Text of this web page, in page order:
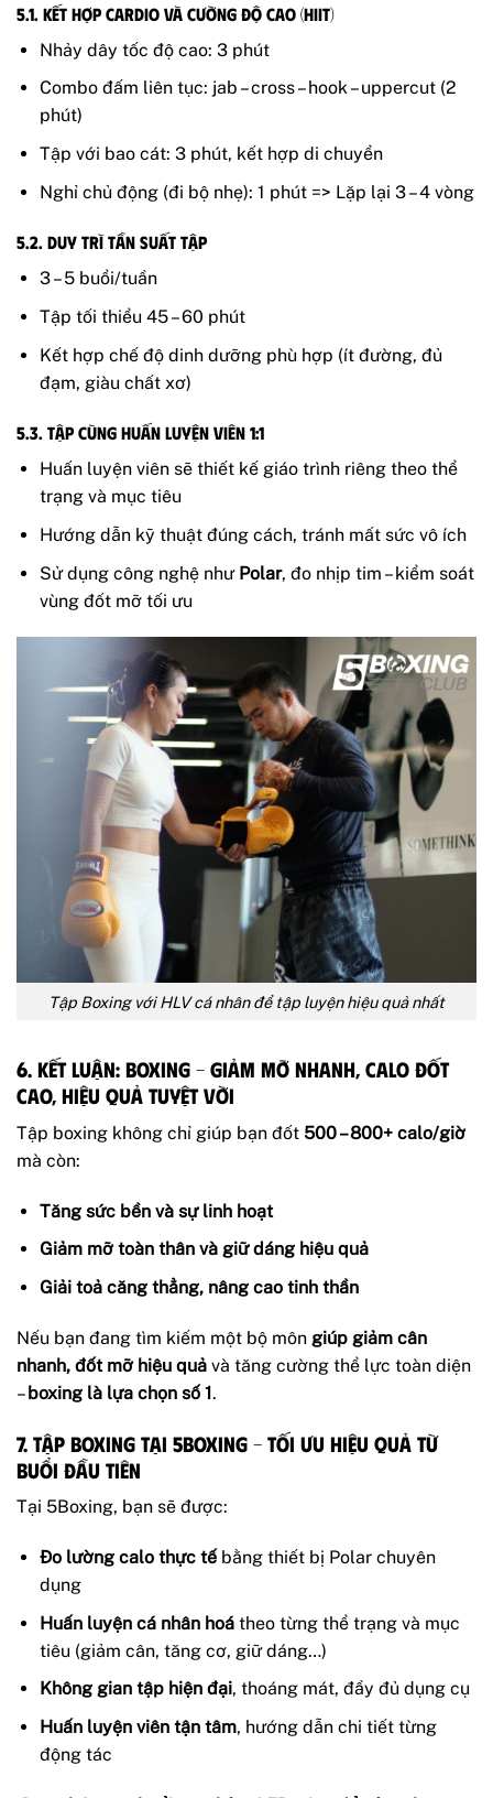
5.1. Kết hợp cardio và cường độ cao (HIIT)
Nhảy dây tốc độ cao: 3 phút
Combo đấm liên tục: jab – cross – hook – uppercut (2
phút)
Tập với bao cát: 3 phút, kết hợp di chuyển
Nghỉ chủ động (đi bộ nhẹ): 1 phút => Lặp lại 3 – 4 vòng
5.2. Duy trì tần suất tập
3 – 5 buổi/tuần
Tập tối thiểu 45 – 60 phút
Kết hợp chế độ dinh dưỡng phù hợp (ít đường, đủ
đạm, giàu chất xơ)
5.3. Tập cùng huấn luyện viên 1:1
Huấn luyện viên sẽ thiết kế giáo trình riêng theo thể
trạng và mục tiêu
Hướng dẫn kỹ thuật đúng cách, tránh mất sức vô ích
Sử dụng công nghệ như Polar, đo nhịp tim – kiểm soát
vùng đốt mỡ tối ưu
Tập Boxing với HLV cá nhân để tập luyện hiệu quả nhất
6. Kết luận: Boxing – Giảm mỡ nhanh, calo đốt
cao, hiệu quả tuyệt vời
Tập boxing không chỉ giúp bạn đốt 500 – 800+ calo/giờ
mà còn:
Tăng sức bền và sự linh hoạt
Giảm mỡ toàn thân và giữ dáng hiệu quả
Giải toả căng thẳng, nâng cao tinh thần
Nếu bạn đang tìm kiếm một bộ môn giúp giảm cân
nhanh, đốt mỡ hiệu quả và tăng cường thể lực toàn diện
–boxing là lựa chọn số 1.
7. Tập boxing tại 5Boxing – Tối ưu hiệu quả từ
buổi đầu tiên
Tại 5Boxing, bạn sẽ được:
Đo lường calo thực tếbằng thiết bị Polar chuyên
dụng
Huấn luyện cá nhân hoátheo từng thể trạng và mục
tiêu (giảm cân, tăng cơ, giữ dáng…)
Không gian tập hiện đại, thoáng mát, đầy đủ dụng cụ
Huấn luyện viên tận tâm, hướng dẫn chi tiết từng
động tác